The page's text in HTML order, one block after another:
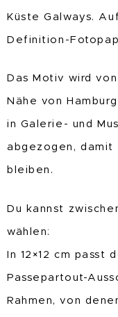
Küste Galways.
Definition-
Das Motiv wird
Nähe von
in Galerie- und
abgezogen, damit
bleiben.
Du kannst
wählen:
In 12×12 cm passt
Passepartout-
Rahmen, von